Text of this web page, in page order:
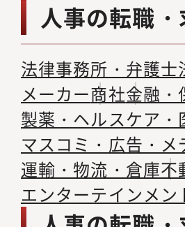
人事の転職
法律事務所・弁護士
メーカー商社金融・
製薬・ヘルスケア・
マスコミ・広告・メ
運輸・物流・倉庫不
エンターテインメン